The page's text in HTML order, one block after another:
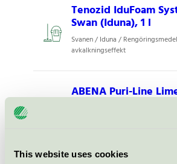
This website uses cookies
Tenozid IduFoam
Swan (Iduna), 1 l
Svanen / Iduna /
avkalkningseffekt
ABENA Puri-Line